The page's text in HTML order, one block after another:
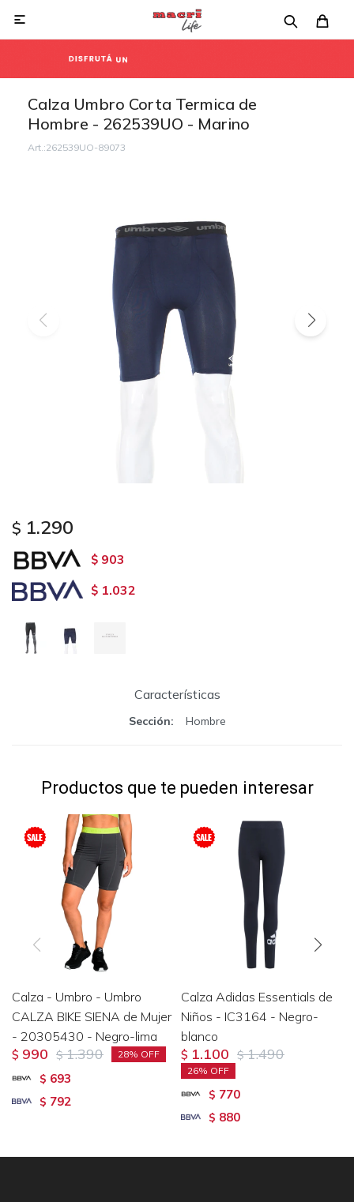

Calza Umbro Corta Termica de
Hombre - 262539UO - Marino
262539UO-89073
$ 1.290
$ 903
$ 1.032
Características
Sección Hombre
Productos que te pueden interesar
Calza - Umbro - Umbro
CALZA BIKE SIENA de Mujer
- 20305430 - Negro-lima
$ 990 $ 1.390 28
$ 693
$ 792
Calza Adidas Essentials de
Niños - IC3164 - Negro-
blanco
$ 1.100 $ 1.490
26
$ 770
$ 880